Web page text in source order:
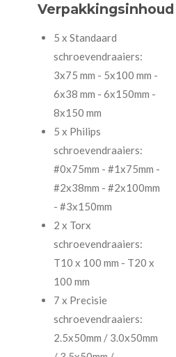
Verpakkingsinhoud
5 x Standaard
schroevendraaiers:
3x75 mm - 5x100 mm -
6x38 mm - 6x150mm -
8x150 mm
5 x Philips
schroevendraaiers:
#0x75mm - #1x75mm -
#2x38mm - #2x100mm
- #3x150mm
2 x Torx
schroevendraaiers:
T10 x 100 mm - T20 x
100 mm
7 x Precisie
schroevendraaiers:
2.5x50mm / 3.0x50mm